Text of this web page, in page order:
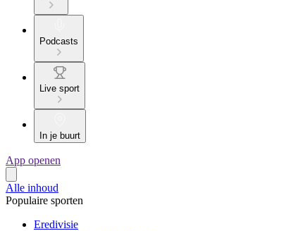
Podcasts
Live sport
In je buurt
App openen
Alle inhoud
Populaire sporten
Eredivisie